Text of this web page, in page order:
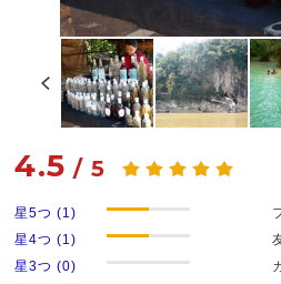
4.5 /5
星5つ (1)
星4つ (1)
星3つ (0)